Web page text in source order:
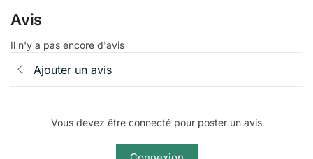
Avis
Il n'y a pas encore d'avis
Ajouter un avis
Vous devez être connecté pour poster un avis